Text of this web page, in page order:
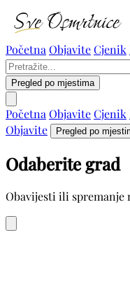
Početna ObjaviteCjenik
Pregled po mjestima
Početna ObjaviteCjenik
Objavite
Pregled po
Odaberite grad
Obavijesti ili spremanje